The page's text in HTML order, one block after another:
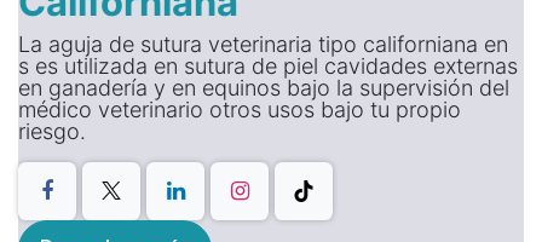
La aguja de sutura veterinaria tipo californiana en
s es utilizada en sutura de piel cavidades externas
en ganadería y en equinos bajo la supervisión del
médico veterinario otros usos bajo tu propio
riesgo.